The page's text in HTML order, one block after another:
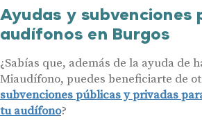
Ayudas y subvenciones
audífonos en Burgos
¿Sabías que, además de la ayuda de
Miaudífono, puedes beneficiarte de
subvenciones públicas y privadas
tu audífono?